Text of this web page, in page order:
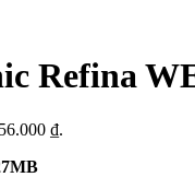
Refina
₫.